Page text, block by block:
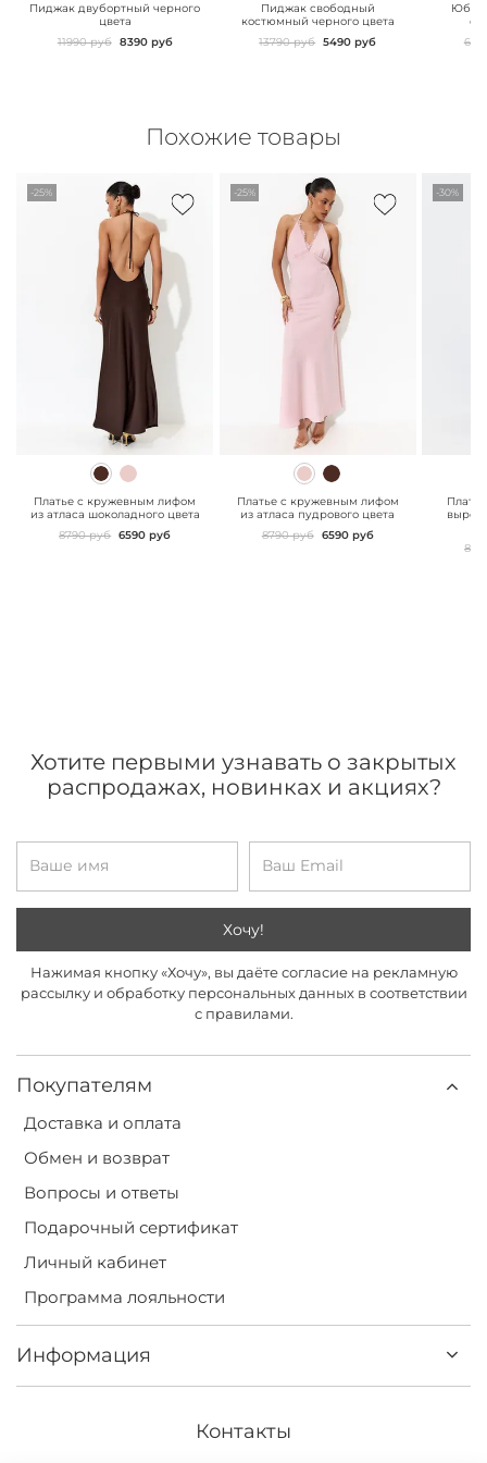
Пиджак двубортный черного
цвета
11990 руб 8390 руб
Пиджак свободный
костюмный черного цвета
13790 руб 5490 руб
Юбка
Похожие товары
-25%
" class="js-prevent-
Платье с кружевным лифом
из атласа шоколадного цвета
8790 руб 6590 руб
-25%
" class="js-prevent-
Платье с кружевным лифом
из атласа пудрового цвета
8790 руб 6590 руб
-30%
Покупателям
Доставка и оплата
Обмен и возврат
Вопросы и ответы
Подарочный сертификат
Личный кабинет
Программа лояльности
Информация
Хотите первыми узнавать о закрытых
распродажах, новинках и акциях?
Хочу!
Нажимая кнопку «Хочу», вы даёте согласие на рекламную
рассылку и обработку персональных данных в соответствии
с правилами.
Контакты